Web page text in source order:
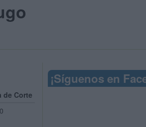
de Corte
¡Síguenos en